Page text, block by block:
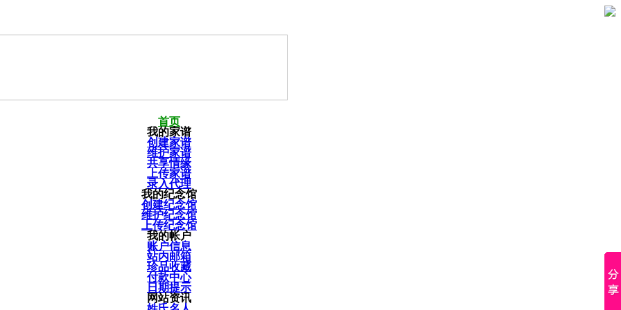
首页
我的家谱
创建家谱
维护家谱
共享情缘
上传家谱
录入代理
我的纪念馆
创建纪念馆
维护纪念馆
上传纪念馆
我的帐户
账户信息
站内邮箱
珍品收藏
付款中心
日期提示
网站资讯